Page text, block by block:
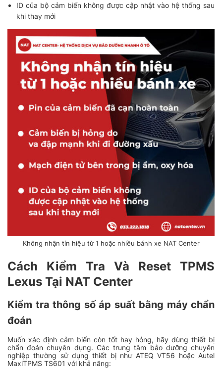
ID của bộ cảm biến không được cập nhật vào hệ thống sau
khi thay mới
Không nhận tín hiệu từ 1 hoặc nhiều bánh xe NAT Center
Cách Kiểm Tra Và Reset TPMS
Lexus Tại NAT Center
Kiểm tra thông số áp suất bằng máy chẩn
đoán
Muốn xác định cảm biến còn tốt hay hỏng, hãy dùng thiết bị
chẩn đoán chuyên dụng. Các trung tâm bảo dưỡng chuyên
nghiệp thường sử dụng thiết bị như ATEQ VT56 hoặc Autel
MaxiTPMS TS601 với khả năng: